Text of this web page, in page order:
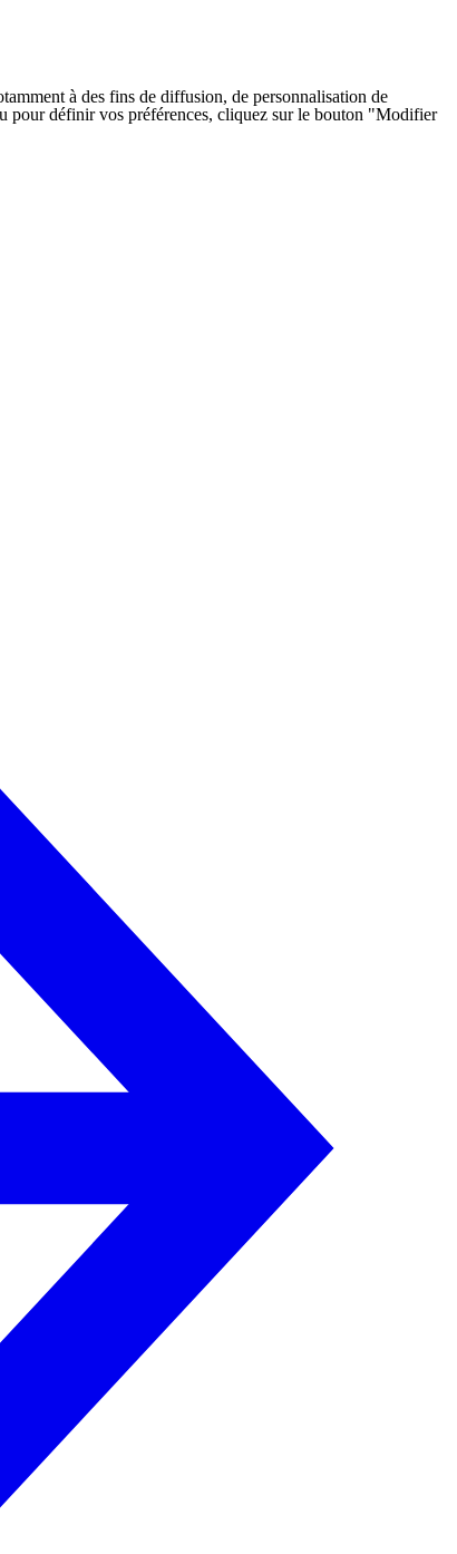
à des fins de diffusion, de personnalisation de
pour définir vos préférences, cliquez sur le bouton "Modifier